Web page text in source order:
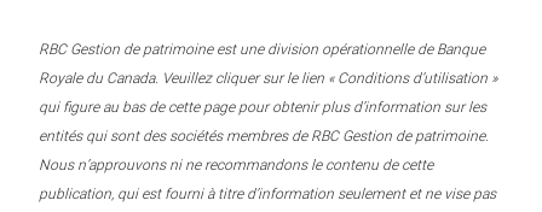
RBC Gestion de patrimoine est une division opérationnelle de Banque
Royale du Canada. Veuillez cliquer sur le lien « Conditions d’utilisation »
qui figure au bas de cette page pour obtenir plus d’information sur les
entités qui sont des sociétés membres de RBC Gestion de patrimoine.
Nous n’approuvons ni ne recommandons le contenu de cette
publication, qui est fourni à titre d’information seulement et ne vise pas